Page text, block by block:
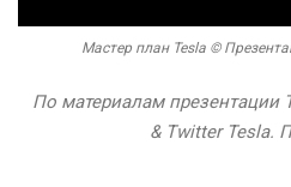
Мастер план Tesla ©
По материалам презентации
& Twitter Tesla.